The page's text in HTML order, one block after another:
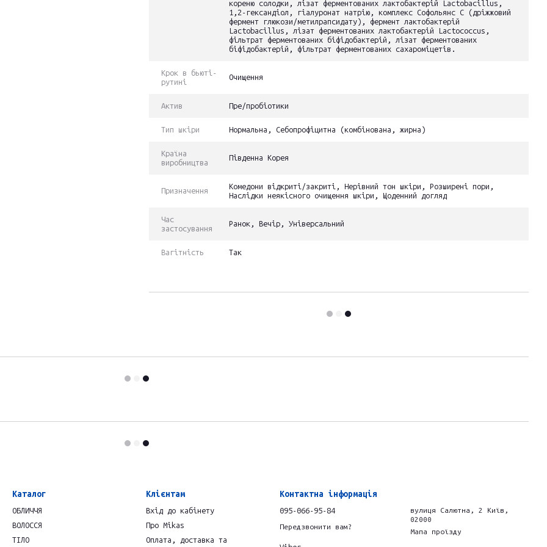
кореню солодки, лізат ферментованих лактобактерій Lactobacillus,
1,2-гександіол, гіалуронат натрію, комплекс Софольянс C (дріжжовий
фермент глюкози/метилрапсидату), фермент лактобактерій
Lactobacillus, лізат ферментованих лактобактерій Lactococcus,
фільтрат ферментованих біфідобактерій, лізат ферментованих
біфідобактерій, фільтрат ферментованих сахароміцетів.
Крок в бьюті-
рутині
Очищення
Актив Пре/пробіотики
Тип шкіри Нормальна, Себопрофіцитна (комбінована, жирна)
Країна
виробництва
Південна Корея
Призначення
Комедони відкриті/закриті, Нерівний тон шкіри, Розширені пори,
Наслідки неякісного очищення шкіри, Щоденний догляд
Час
застосування
Ранок, Вечір, Універсальний
Вагітність Так
Каталог
ОБЛИЧЧЯ
ВОЛОССЯ
ТІЛО
Клієнтам
Вхід до кабінету
Про Mikas
Оплата, доставка та
Контактна інформація
095-066-95-84
Передзвонити вам?
вулиця Салютна, 2 Київ,
02000
Мапа проїзду